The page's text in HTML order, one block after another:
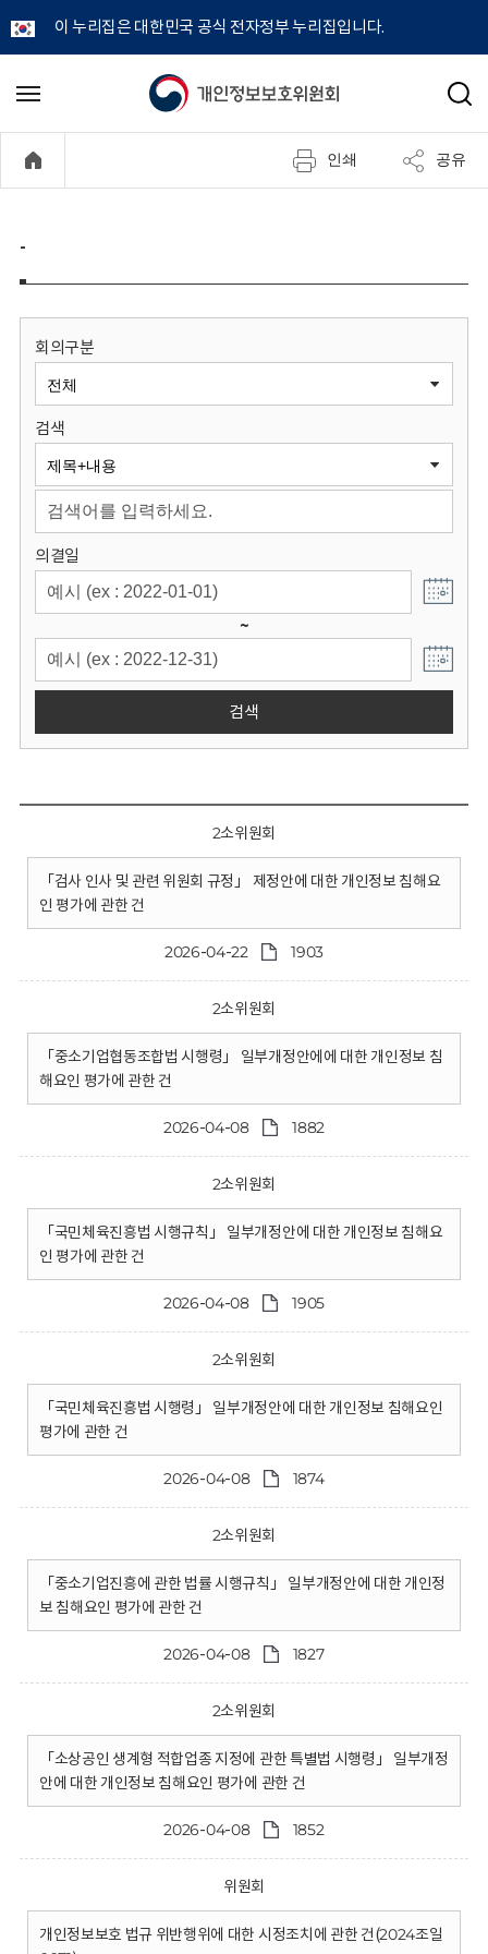
이 누리집은 대한민국 공식 전자정부 누리집입니다.
개
정
보
원
회
메
기
검
인쇄 공유
-
회의구분
검색
의결일
~
검색
2소위원회
「검사 인사 및 관련 위원회 규정」 제정안에 대한 개인정보 침해요
인 평가에 관한 건
2026-04-22 1903
2소위원회
「중소기업협동조합법 시행령」 일부개정안에에 대한 개인정보 침
해요인 평가에 관한 건
2026-04-08 1882
2소위원회
「국민체육진흥법 시행규칙」 일부개정안에 대한 개인정보 침해요
인 평가에 관한 건
2026-04-08 1905
2소위원회
「국민체육진흥법 시행령」 일부개정안에 대한 개인정보 침해요인
평가에 관한 건
2026-04-08 1874
2소위원회
「중소기업진흥에 관한 법률 시행규칙」 일부개정안에 대한 개인정
보 침해요인 평가에 관한 건
2026-04-08 1827
2소위원회
「소상공인 생계형 적합업종 지정에 관한 특별법 시행령」 일부개정
안에 대한 개인정보 침해요인 평가에 관한 건
2026-04-08 1852
위원회
개인정보보호 법규 위반행위에 대한 시정조치에 관한 건(2024조일